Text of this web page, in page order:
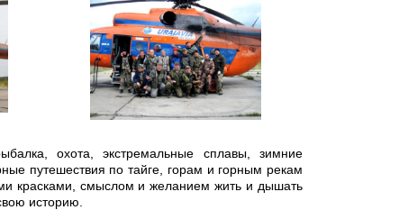
охота, экстремальные сплавы, зимние
путешествия по тайге, горам и горным рекам
красками, смыслом и желанием жить и дышать
историю.